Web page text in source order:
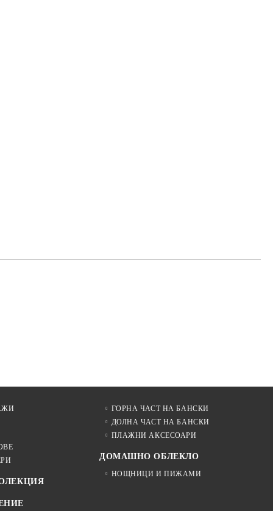
ГОРНА ЧАСТ НА БАНСКИ
ДОЛНА ЧАСТ НА БАНСКИ
ПЛАЖНИ АКСЕСОАРИ
ДОМАШНО ОБЛЕКЛО
НОЩНИЦИ И ПИЖАМИ